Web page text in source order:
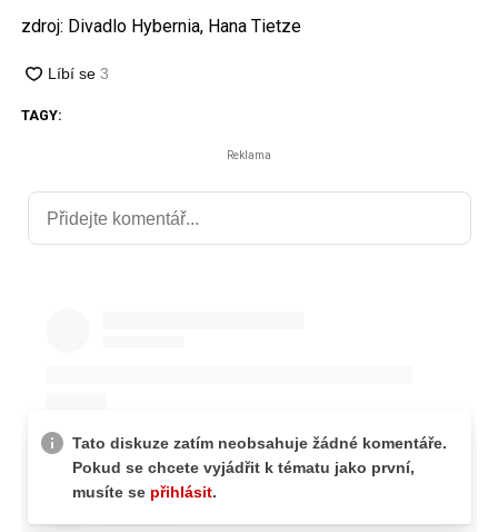
zdroj: Divadlo Hybernia, Hana Tietze
TAGY:
Reklama